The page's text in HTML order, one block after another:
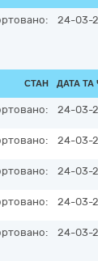
24-03-
СТАН ДАТА ТА
24-03-
24-03-
24-03-
24-03-
24-03-